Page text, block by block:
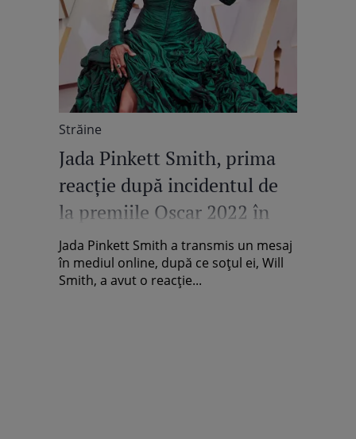
Străine
Jada Pinkett Smith, prima
reacție după incidentul de
la premiile Oscar 2022 în
care a fost implicat soțul ei
Jada Pinkett Smith a transmis un mesaj
în mediul online, după ce soțul ei, Will
Smith, a avut o reacție...